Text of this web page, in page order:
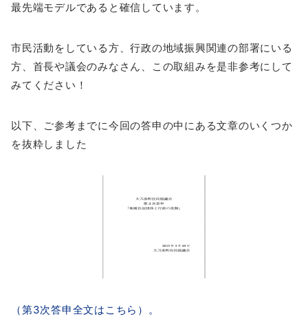
最先端モデルであると確信しています。
市民活動をしている方、行政の地域振興関連の部署にいる
方、首長や議会のみなさん、この取組みを是非参考にして
みてください！
以下、ご参考までに今回の答申の中にある文章のいくつか
を抜粋しました
（第3次答申全文はこちら）。